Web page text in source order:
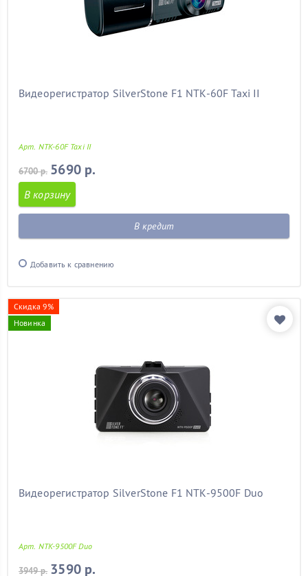
Видеорегистратор SilverStone F1 NTK-60F Taxi II
Арт. NTK-60F Taxi II
6700 р. 5690 р.
В корзину
В кредит
Добавить к сравнению
Скидка 9%
Новинка
Видеорегистратор SilverStone F1 NTK-9500F Duo
Арт. NTK-9500F Duo
3949 р. 3590 р.